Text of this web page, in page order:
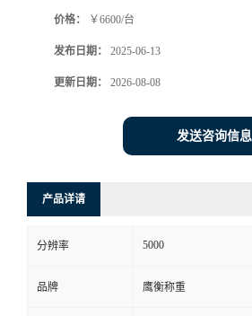
价格： ￥6600/台
发布日期： 2025-06-13
更新日期： 2026-08-08
发送咨询信息
产品详请
分辨率 5000
品牌 鹰衡称重